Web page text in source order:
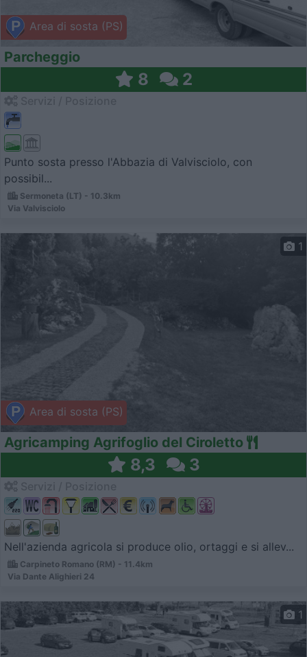
Area di sosta (PS)
Parcheggio
8 2
Punto sosta presso l'Abbazia di Valvisciolo, con
possibil...
Sermoneta (LT) - 10.3km
Via Valvisciolo
Area di sosta (PS)
1
Agricamping Agrifoglio del Ciroletto
8,3 3
Nell'azienda agricola si produce olio, ortaggi e si allev...
Carpineto Romano (RM) - 11.4km
Via Dante Alighieri 24
1